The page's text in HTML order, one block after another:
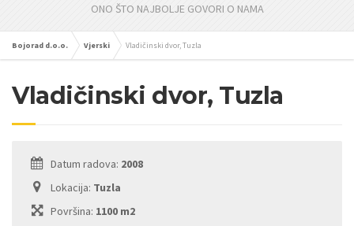
ONO ŠTO NAJBOLJE GOVORI O NAMA
Bojorad d.o.o. Vjerski Vladičinski dvor, Tuzla
Vladičinski dvor, Tuzla
Datum radova: 2008
Lokacija: Tuzla
Površina: 1100 m2